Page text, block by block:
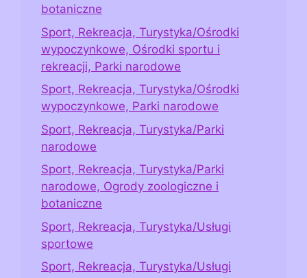
botaniczne
Sport, Rekreacja, Turystyka/Ośrodki
wypoczynkowe, Ośrodki sportu i
rekreacji, Parki narodowe
Sport, Rekreacja, Turystyka/Ośrodki
wypoczynkowe, Parki narodowe
Sport, Rekreacja, Turystyka/Parki
narodowe
Sport, Rekreacja, Turystyka/Parki
narodowe, Ogrody zoologiczne i
botaniczne
Sport, Rekreacja, Turystyka/Usługi
sportowe
Sport, Rekreacja, Turystyka/Usługi